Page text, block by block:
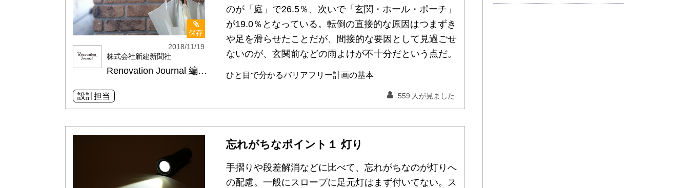
保存
2018/11/19
株式会社新建新聞社
Renovation Journal 編集部
のが「庭」で26.5％、次いで「玄関・ホール・ポーチ」
が19.0％となっている。転倒の直接的な原因はつまずき
や足を滑らせたことだが、間接的な要因として見過ごせ
ないのが、玄関前などの雨よけが不十分だという点だ。
ひと目で分かるバリアフリー計画の基本
設計担当 559 人が見ました
忘れがちなポイント１ 灯り
手摺りや段差解消などに比べて、忘れがちなのが灯りへ
の配慮。一般にスロープに足元灯はまず付いてない。ス